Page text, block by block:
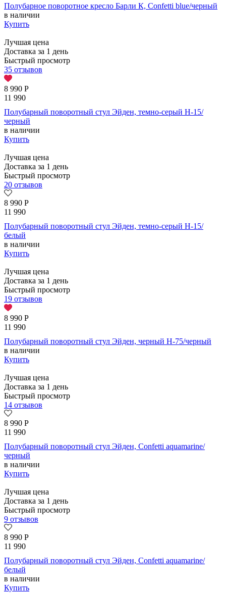
Полубарное поворотное кресло Барли К, Confetti blue/черный
в наличии
Купить
Лучшая цена
Доставка за 1 день
Быстрый просмотр
35 отзывов
8 990 Р
11 990
Полубарный поворотный стул Эйден, темно-серый H-15/
черный
в наличии
Купить
Лучшая цена
Доставка за 1 день
Быстрый просмотр
20 отзывов
8 990 Р
11 990
Полубарный поворотный стул Эйден, темно-серый H-15/
белый
в наличии
Купить
Лучшая цена
Доставка за 1 день
Быстрый просмотр
19 отзывов
8 990 Р
11 990
Полубарный поворотный стул Эйден, черный H-75/черный
в наличии
Купить
Лучшая цена
Доставка за 1 день
Быстрый просмотр
14 отзывов
8 990 Р
11 990
Полубарный поворотный стул Эйден, Confetti aquamarine/
черный
в наличии
Купить
Лучшая цена
Доставка за 1 день
Быстрый просмотр
9 отзывов
8 990 Р
11 990
Полубарный поворотный стул Эйден, Confetti aquamarine/
белый
в наличии
Купить